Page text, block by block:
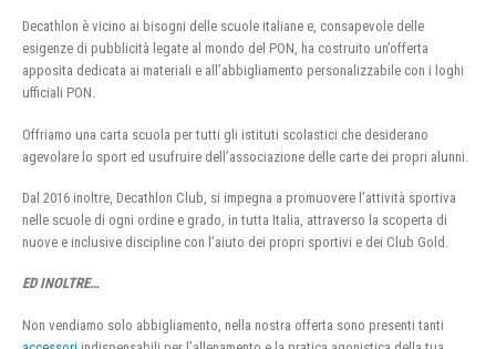
Decathlon è vicino ai bisogni delle scuole italiane e, consapevole delle
esigenze di pubblicità legate al mondo del PON, ha costruito un’offerta
apposita dedicata ai materiali e all’abbigliamento personalizzabile con i loghi
ufficiali PON.
Offriamo una carta scuola per tutti gli istituti scolastici che desiderano
agevolare lo sport ed usufruire dell’associazione delle carte dei propri alunni.
Dal 2016 inoltre, Decathlon Club, si impegna a promuovere l’attività sportiva
nelle scuole di ogni ordine e grado, in tutta Italia, attraverso la scoperta di
nuove e inclusive discipline con l’aiuto dei propri sportivi e dei Club Gold.
ED INOLTRE…
Non vendiamo solo abbigliamento, nella nostra offerta sono presenti tanti